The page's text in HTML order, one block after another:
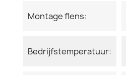
Montage flens:
Bedrijfstemperatuur: